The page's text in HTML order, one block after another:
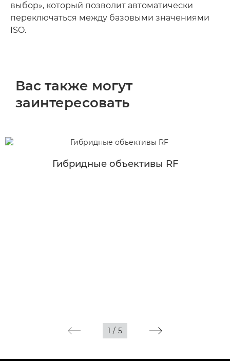
выбор», который позволит автоматически
переключаться между базовыми значениями
ISO.
Вас также могут
заинтересовать
Гибридные объективы RF
1 / 5